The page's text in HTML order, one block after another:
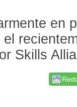
en
Skills